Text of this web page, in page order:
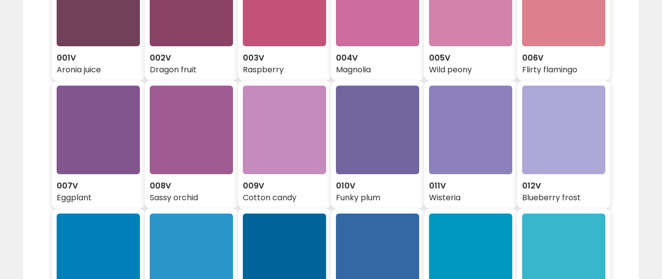
001V
Aronia juice
002V
Dragon fruit
003V
Raspberry
004V
Magnolia
005V
Wild peony
006V
Flirty flamingo
007V
Eggplant
008V
Sassy orchid
009V
Cotton candy
010V
Funky plum
011V
Wisteria
012V
Blueberry frost